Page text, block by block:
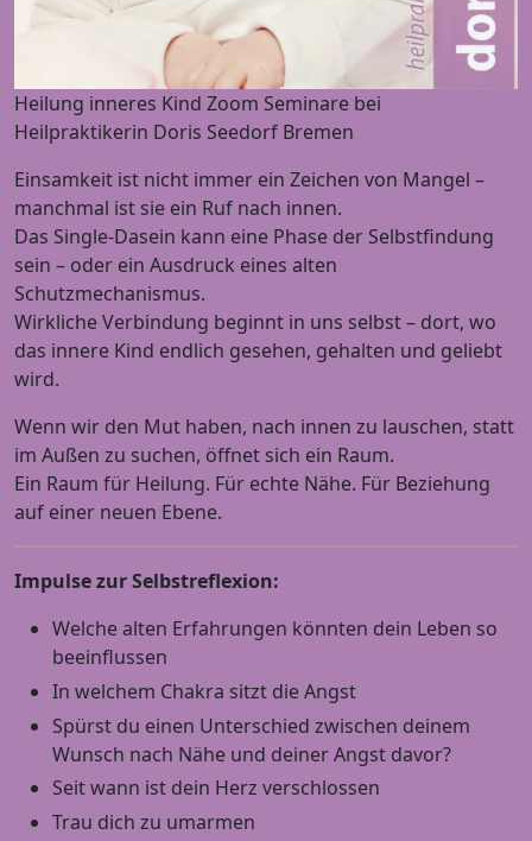
Heilung inneres Kind Zoom Seminare bei
Heilpraktikerin Doris Seedorf Bremen
Einsamkeit ist nicht immer ein Zeichen von Mangel –
manchmal ist sie ein Ruf nach innen.
Das Single-Dasein kann eine Phase der Selbstfindung
sein – oder ein Ausdruck eines alten
Schutzmechanismus.
Wirkliche Verbindung beginnt in uns selbst – dort, wo
das innere Kind endlich gesehen, gehalten und geliebt
wird.
Wenn wir den Mut haben, nach innen zu lauschen, statt
im Außen zu suchen, öffnet sich ein Raum.
Ein Raum für Heilung. Für echte Nähe. Für Beziehung
auf einer neuen Ebene.
Impulse zur Selbstreflexion:
Welche alten Erfahrungen könnten dein Leben so
beeinflussen
In welchem Chakra sitzt die Angst
Spürst du einen Unterschied zwischen deinem
Wunsch nach Nähe und deiner Angst davor?
Seit wann ist dein Herz verschlossen
Trau dich zu umarmen